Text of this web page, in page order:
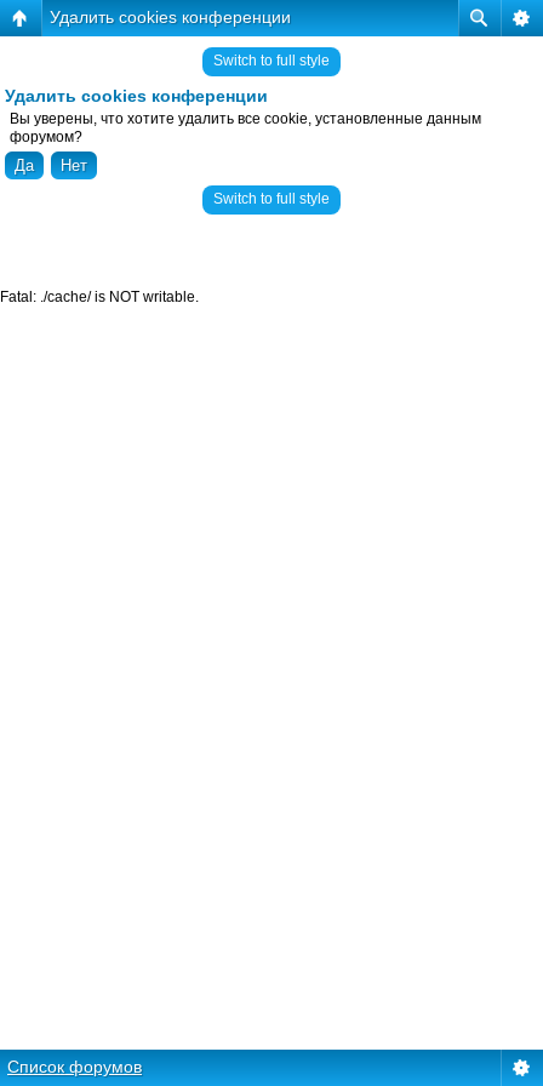
Удалить cookies конференции
Switch to full style
Удалить cookies конференции
Вы уверены, что хотите удалить все cookie, установленные данным
форумом?
Switch to full style
Список форумов
Fatal: ./cache/ is NOT writable.